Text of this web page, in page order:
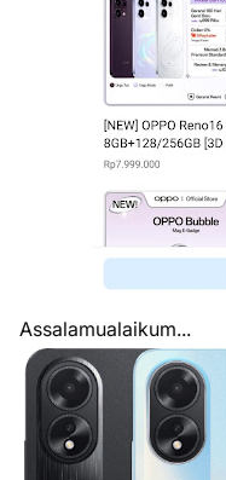
Assalamualaikum...